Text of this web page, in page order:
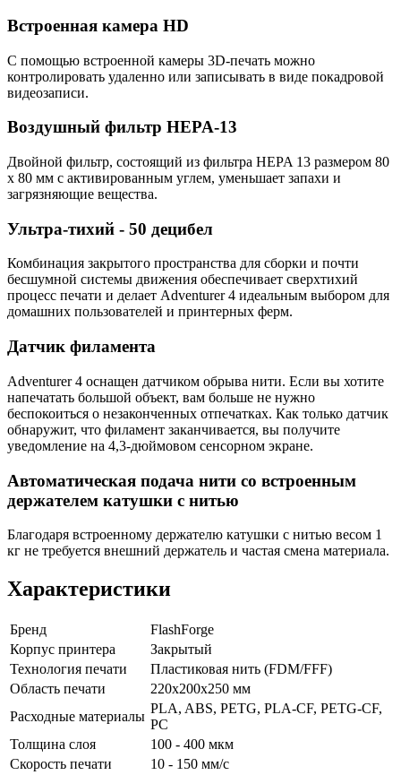
Встроенная камера HD
С помощью встроенной камеры 3D-печать можно
контролировать удаленно или записывать в виде покадровой
видеозаписи.
Воздушный фильтр HEPA-13
Двойной фильтр, состоящий из фильтра HEPA 13 размером 80
x 80 мм с активированным углем, уменьшает запахи и
загрязняющие вещества.
Ультра-тихий - 50 децибел
Комбинация закрытого пространства для сборки и почти
бесшумной системы движения обеспечивает сверхтихий
процесс печати и делает Adventurer 4 идеальным выбором для
домашних пользователей и принтерных ферм.
Датчик филамента
Adventurer 4 оснащен датчиком обрыва нити. Если вы хотите
напечатать большой объект, вам больше не нужно
беспокоиться о незаконченных отпечатках. Как только датчик
обнаружит, что филамент заканчивается, вы получите
уведомление на 4,3-дюймовом сенсорном экране.
Автоматическая подача нити со встроенным
держателем катушки с нитью
Благодаря встроенному держателю катушки с нитью весом 1
кг не требуется внешний держатель и частая смена материала.
Характеристики
Бренд
FlashForge
Корпус принтера
Закрытый
Технология печати
Пластиковая нить (FDM/FFF)
Область печати
220x200x250 мм
Расходные материалы
PLA, ABS, PETG, PLA-CF, PETG-CF,
PC
Толщина слоя
100 - 400 мкм
Скорость печати
10 - 150 мм/с